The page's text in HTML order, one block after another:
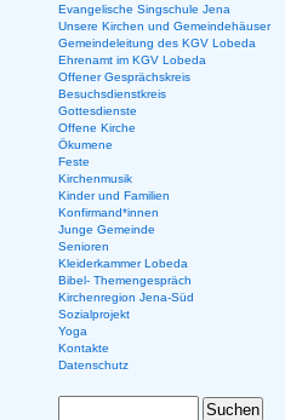
Evangelische Singschule Jena
Unsere Kirchen und Gemeindehäuser
Gemeindeleitung des KGV Lobeda
Ehrenamt im KGV Lobeda
Offener Gesprächskreis
Besuchsdienstkreis
Gottesdienste
Offene Kirche
Ökumene
Feste
Kirchenmusik
Kinder und Familien
Konfirmand*innen
Junge Gemeinde
Senioren
Kleiderkammer Lobeda
Bibel- Themengespräch
Kirchenregion Jena-Süd
Sozialprojekt
Yoga
Kontakte
Datenschutz